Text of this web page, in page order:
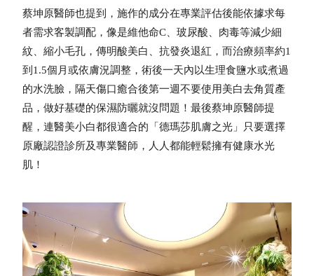
蔡坤原醫師也提到，施作的成分在專業評估後能依據求每
者需求客製調配，像是維他命C、玻尿酸、肉毒等減少細
紋、縮小毛孔，傳明酸美白、抗發炎退紅，而治療頻率約1
到1.5個月或依膚況調整，術後一天內以生理食鹽水或煮過
的水洗臉，隔天傷口癒合後第一週不要使用美白去角質產
品，做好基礎的保濕防曬就沒問題！最後蔡坤原醫師提
醒，連醫美小白都很適合的「德瑪莎肌膚之光」只要選擇
原廠認證診所及專業醫師，人人都能輕鬆擁有健康水光
肌！